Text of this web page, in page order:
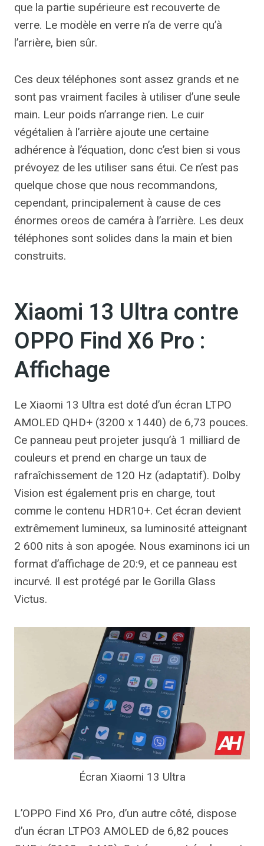
que la partie supérieure est recouverte de
verre. Le modèle en verre n’a de verre qu’à
l’arrière, bien sûr.
Ces deux téléphones sont assez grands et ne
sont pas vraiment faciles à utiliser d’une seule
main. Leur poids n’arrange rien. Le cuir
végétalien à l’arrière ajoute une certaine
adhérence à l’équation, donc c’est bien si vous
prévoyez de les utiliser sans étui. Ce n’est pas
quelque chose que nous recommandons,
cependant, principalement à cause de ces
énormes oreos de caméra à l’arrière. Les deux
téléphones sont solides dans la main et bien
construits.
Xiaomi 13 Ultra contre
OPPO Find X6 Pro :
Affichage
Le Xiaomi 13 Ultra est doté d’un écran LTPO
AMOLED QHD+ (3200 x 1440) de 6,73 pouces.
Ce panneau peut projeter jusqu’à 1 milliard de
couleurs et prend en charge un taux de
rafraîchissement de 120 Hz (adaptatif). Dolby
Vision est également pris en charge, tout
comme le contenu HDR10+. Cet écran devient
extrêmement lumineux, sa luminosité atteignant
2 600 nits à son apogée. Nous examinons ici un
format d’affichage de 20:9, et ce panneau est
incurvé. Il est protégé par le Gorilla Glass
Victus.
Écran Xiaomi 13 Ultra
L’OPPO Find X6 Pro, d’un autre côté, dispose
d’un écran LTPO3 AMOLED de 6,82 pouces